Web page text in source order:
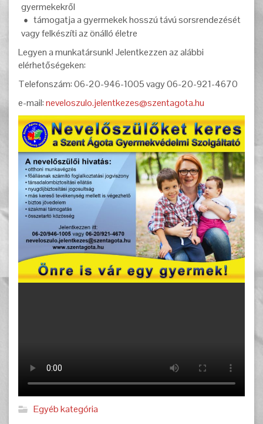
gyermekekről
támogatja a gyermekek hosszú távú sorsrendezését
vagy felkészíti az önálló életre
Legyen a munkatársunk! Jelentkezzen az alábbi
elérhetőségeken:
Telefonszám: 06-20-946-1005 vagy 06-20-921-4670
e-mail:neveloszulo.jelentkezes@szentagota.hu
Egyéb kategória